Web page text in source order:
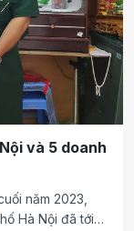
và 5 doanh
năm 2023,
Hà Nội đã tới